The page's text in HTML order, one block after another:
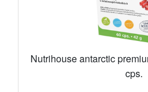
Nutrihouse antarctic
cps.